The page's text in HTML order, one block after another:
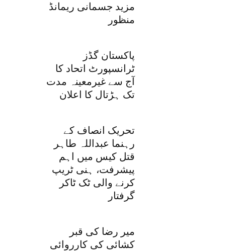
مزید جسمانی ریمانڈ
منظور
پاکستان گڈز
ٹرانسپورٹ اتحاد کا
آج سے غیرمعینہ مدت
تک ہڑتال کا اعلان
تحریک انصاف کے
رہنما عبداللہ طاہر
قتل کیس میں اہم
پیشرفت، ہنی ٹریپ
کرنے والی ٹک ٹاکر
گرفتار
میر رضا کی قبر
کشائی کی کارروائی